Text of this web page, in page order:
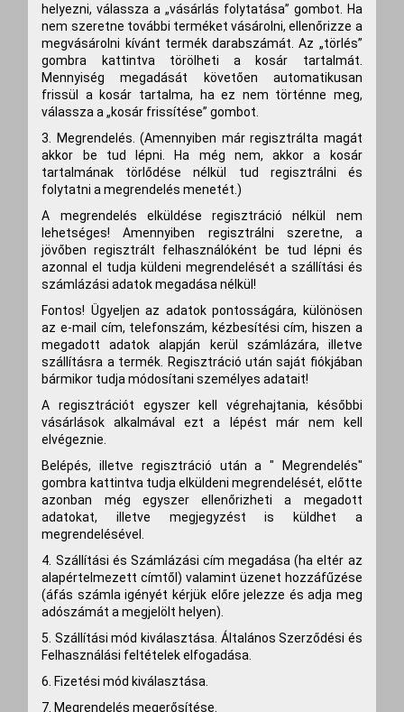
helyezni, válassza a „vásárlás folytatása” gombot. Ha
nem szeretne további terméket vásárolni, ellenőrizze a
megvásárolni kívánt termék darabszámát. Az „törlés”
gombra kattintva törölheti a kosár tartalmát.
Mennyiség megadását követően automatikusan
frissül a kosár tartalma, ha ez nem történne meg,
válassza a „kosár frissítése” gombot.
3. Megrendelés. (Amennyiben már regisztrálta magát
akkor be tud lépni. Ha még nem, akkor a kosár
tartalmának törlődése nélkül tud regisztrálni és
folytatni a megrendelés menetét.)
A megrendelés elküldése regisztráció nélkül nem
lehetséges! Amennyiben regisztrálni szeretne, a
jövőben regisztrált felhasználóként be tud lépni és
azonnal el tudja küldeni megrendelését a szállítási és
számlázási adatok megadása nélkül!
Fontos! Ügyeljen az adatok pontosságára, különösen
az e-mail cím, telefonszám, kézbesítési cím, hiszen a
megadott adatok alapján kerül számlázára, illetve
szállításra a termék. Regisztráció után saját fiókjában
bármikor tudja módosítani személyes adatait!
A regisztrációt egyszer kell végrehajtania, későbbi
vásárlások alkalmával ezt a lépést már nem kell
elvégeznie.
Belépés, illetve regisztráció után a " Megrendelés"
gombra kattintva tudja elküldeni megrendelését, előtte
azonban még egyszer ellenőrizheti a megadott
adatokat, illetve megjegyzést is küldhet a
megrendelésével.
4. Szállítási és Számlázási cím megadása (ha eltér az
alapértelmezett címtől) valamint üzenet hozzáfűzése
(áfás számla igényét kérjük előre jelezze és adja meg
adószámát a megjelölt helyen).
5. Szállítási mód kiválasztása. Általános Szerződési és
Felhasználási feltételek elfogadása.
6. Fizetési mód kiválasztása.
7. Megrendelés megerősítése.